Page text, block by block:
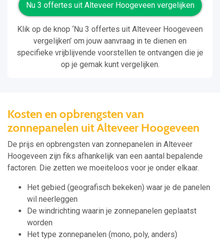
Nu 3 offertes uit Alteveer Hoogeveen vergelijken
Klik op de knop ‘Nu 3 offertes uit Alteveer Hoogeveen
vergelijken’ om jouw aanvraag in te dienen en
specifieke vrijblijvende voorstellen te ontvangen die je
op je gemak kunt vergelijken.
Kosten en opbrengsten van
zonnepanelen uit Alteveer Hoogeveen
De prijs en opbrengsten van zonnepanelen in Alteveer
Hoogeveen zijn fiks afhankelijk van een aantal bepalende
factoren. Die zetten we moeiteloos voor je onder elkaar.
Het gebied (geografisch bekeken) waar je de panelen
wil neerleggen
De windrichting waarin je zonnepanelen geplaatst
worden
Het type zonnepanelen (mono, poly, anders)